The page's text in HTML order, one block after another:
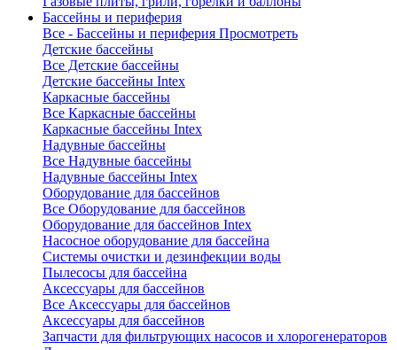
Бассейны и периферия
Все - Бассейны и периферия Просмотреть
Детские бассейны
Все Детские бассейны
Детские бассейны Intex
Каркасные бассейны
Все Каркасные бассейны
Каркасные бассейны Intex
Надувные бассейны
Все Надувные бассейны
Надувные бассейны Intex
Оборудование для бассейнов
Все Оборудование для бассейнов
Оборудование для бассейнов Intex
Насосное оборудование для бассейна
Системы очистки и дезинфекции воды
Пылесосы для бассейна
Аксессуары для бассейнов
Все Аксессуары для бассейнов
Аксессуары для бассейнов
Запчасти для фильтрующих насосов и хлорогенераторов